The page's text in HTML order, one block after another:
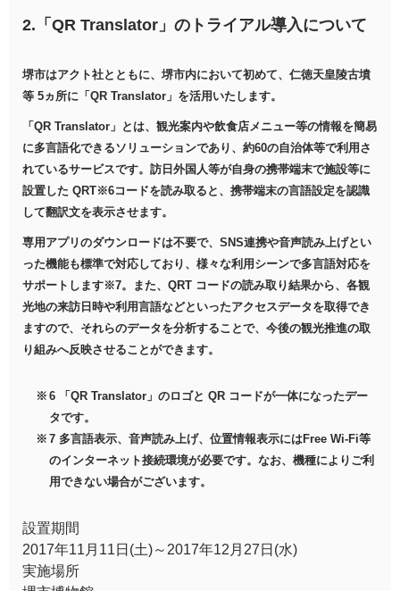
2.「QR Translator」のトライアル導入について
堺市はアクト社とともに、堺市内において初めて、仁徳天皇陵古墳
等 5ヵ所に「QR Translator」を活用いたします。
「QR Translator」とは、観光案内や飲食店メニュー等の情報を簡易
に多言語化できるソリューションであり、約60の自治体等で利用さ
れているサービスです。訪日外国人等が自身の携帯端末で施設等に
設置した QRT※6コードを読み取ると、携帯端末の言語設定を認識
して翻訳文を表示させます。
専用アプリのダウンロードは不要で、SNS連携や音声読み上げとい
った機能も標準で対応しており、様々な利用シーンで多言語対応を
サポートします※7。また、QRT コードの読み取り結果から、各観
光地の来訪日時や利用言語などといったアクセスデータを取得でき
ますので、それらのデータを分析することで、今後の観光推進の取
り組みへ反映させることができます。
6 「QR Translator」のロゴと QR コードが一体になったデー
タです。
7 多言語表示、音声読み上げ、位置情報表示にはFree Wi-Fi等
のインターネット接続環境が必要です。なお、機種によりご利
用できない場合がございます。
設置期間
2017年11月11日(土)～2017年12月27日(水)
実施場所